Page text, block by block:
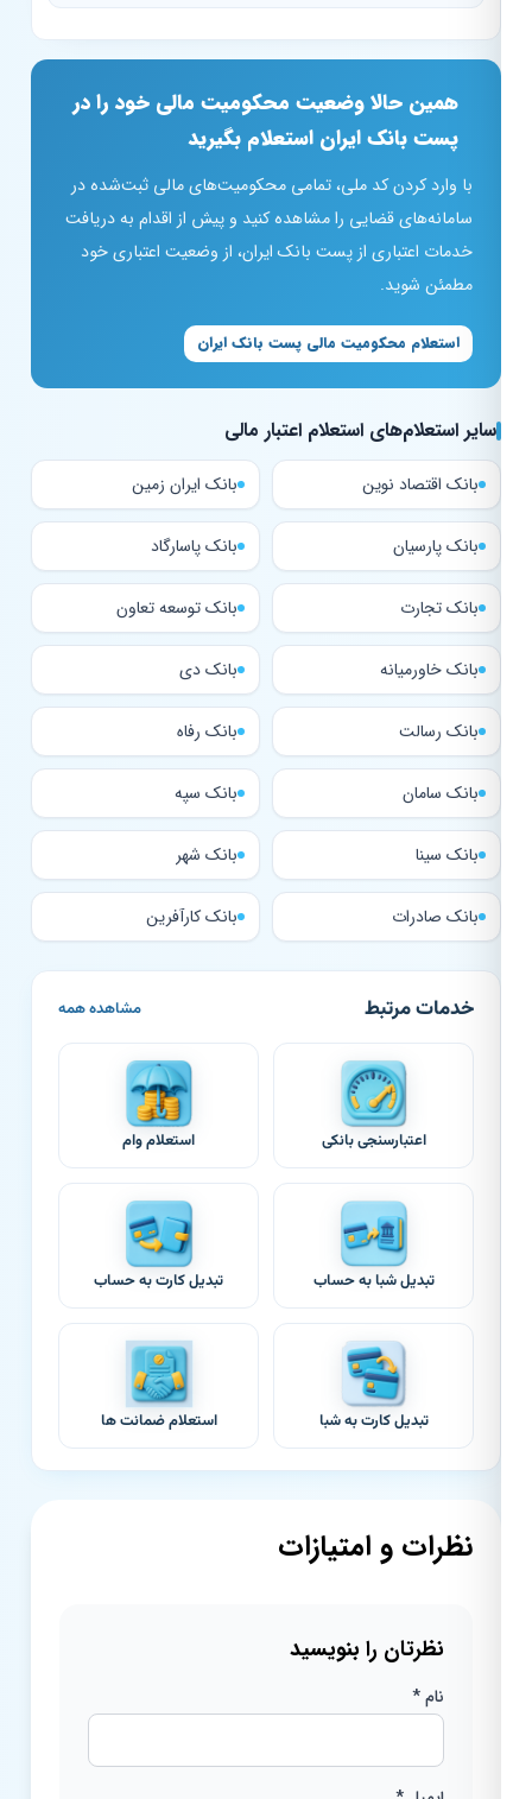
همین حالا وضعیت محکومیت مالی خود را در
پست بانک ایران استعلام بگیرید
با وارد کردن کد ملی، تمامی محکومیت‌های مالی ثبت‌شده در
سامانه‌های قضایی را مشاهده کنید و پیش از اقدام به دریافت
خدمات اعتباری از پست بانک ایران، از وضعیت اعتباری خود
مطمئن شوید.
استعلام محکومیت مالی پست بانک ایران
سایر استعلام‌های استعلام اعتبار مالی
بانک اقتصاد نوین بانک ایران زمین
بانک پارسیان بانک پاسارگاد
بانک تجارت بانک توسعه تعاون
بانک خاورمیانه بانک دی
بانک رسالت بانک رفاه
بانک سامان بانک سپه
بانک سینا بانک شهر
بانک صادرات بانک کارآفرین
خدمات مرتبط مشاهده همه
اعتبارسنجی بانکی استعلام وام
تبدیل شبا به حساب تبدیل کارت به حساب
تبدیل کارت به شبا استعلام ضمانت ها
نظرات و امتیازات
نظرتان را بنویسید